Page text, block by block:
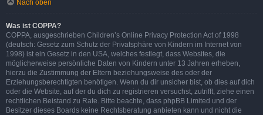
Nach oben
Was ist COPPA?
COPPA, ausgeschrieben Children’s Online Privacy Protection Act of 1998
(deutsch: Gesetz zum Schutz der Privatsphäre von Kindern im Internet von
1998) ist ein Gesetz in den USA, welches festlegt, dass Websites, die
möglicherweise persönliche Daten von Kindern unter 13 Jahren erheben,
hierzu die Zustimmung der Eltern beziehungsweise des oder der
Erziehungsberechtigten benötigen. Wenn du dir unsicher bist, ob dies auf dich
oder die Website, auf der du dich zu registrieren versuchst, zutrifft, ziehe einen
rechtlichen Beistand zu Rate. Bitte beachte, dass phpBB Limited und der
Besitzer dieses Boards keine Rechtsberatung anbieten kann und nicht die